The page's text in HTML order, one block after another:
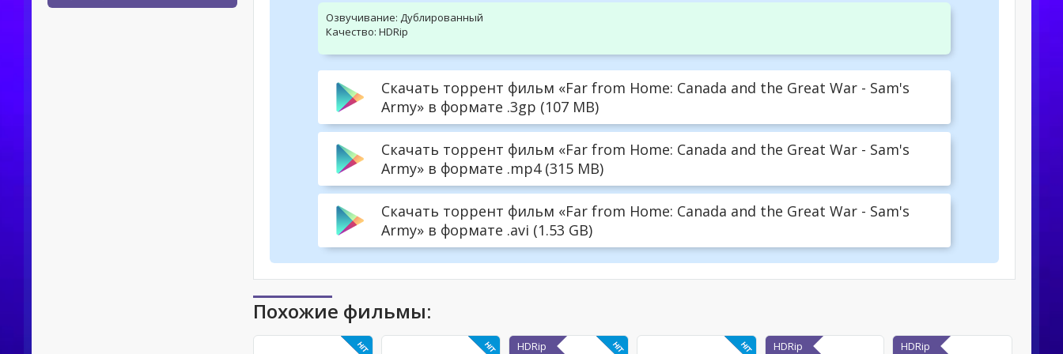
Озвучивание: Дублированный
Качество: HDRip
Скачать торрент фильм «Far from Home: Canada and the Great War - Sam's
Army» в формате .3gp (107 MB)
Скачать торрент фильм «Far from Home: Canada and the Great War - Sam's
Army» в формате .mp4 (315 MB)
Скачать торрент фильм «Far from Home: Canada and the Great War - Sam's
Army» в формате .avi (1.53 GB)
Похожие фильмы:
HDRip HDRip HDRip